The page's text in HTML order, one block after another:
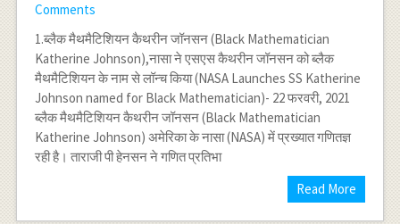
Comments
1.ब्लैक मैथमैटिशियन कैथरीन जॉनसन (Black Mathematician
Katherine Johnson),नासा ने एसएस कैथरीन जॉनसन को ब्लैक
मैथमैटिशियन के नाम से लॉन्च किया (NASA Launches SS Katherine
Johnson named for Black Mathematician)- 22 फरवरी, 2021
ब्लैक मैथमैटिशियन कैथरीन जॉनसन (Black Mathematician
Katherine Johnson) अमेरिका के नासा (NASA) में प्रख्यात गणितज्ञ
रही है। ताराजी पी हेनसन ने गणित प्रतिभा
Read More